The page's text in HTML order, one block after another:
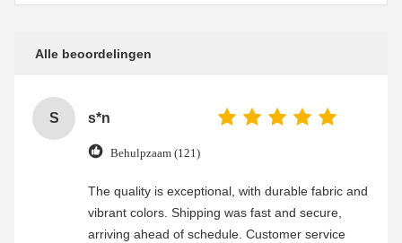
Alle beoordelingen
S s*n
Behulpzaam (121)
The quality is exceptional, with durable fabric and
vibrant colors. Shipping was fast and secure,
arriving ahead of schedule. Customer service